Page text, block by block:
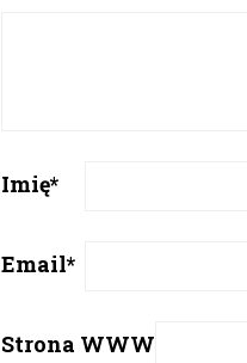
Imię*
Email*
Strona WWW